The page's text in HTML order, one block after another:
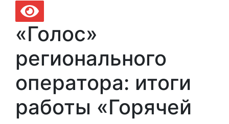
«Голос»
регионального
оператора: итоги
работы «Горячей